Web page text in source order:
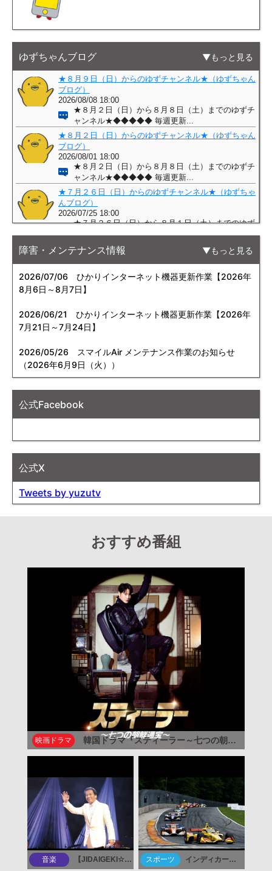
ゆずちゃんブログ もっと見る
障害・メンテナンス情報 もっと見る
2026/07/06 ひかりインターネット機器更新作業【2026年
8月6日～8月7日】
2026/06/21
ひかりインターネット機器更新作業【2026年
7月21日～7月24日】
2026/05/26 スマイルAir メンテナンス作業のお知らせ
（2026年6月9日（火））
公式Facebook
公式X
Tweets by yuzutv
おすすめ番組